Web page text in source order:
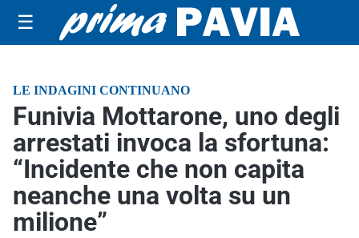
☰
LE INDAGINI CONTINUANO
Funivia Mottarone, uno degli
arrestati invoca la sfortuna:
“Incidente che non capita
neanche una volta su un
milione”